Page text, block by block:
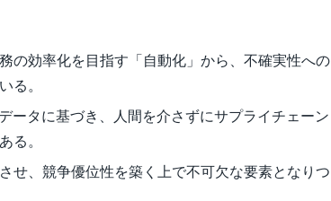
の効率化を目指す「自動化」から、不確実性への
る。
ータに基づき、人間を介さずにサプライチェーン
る。
せ、競争優位性を築く上で不可欠な要素となりつ